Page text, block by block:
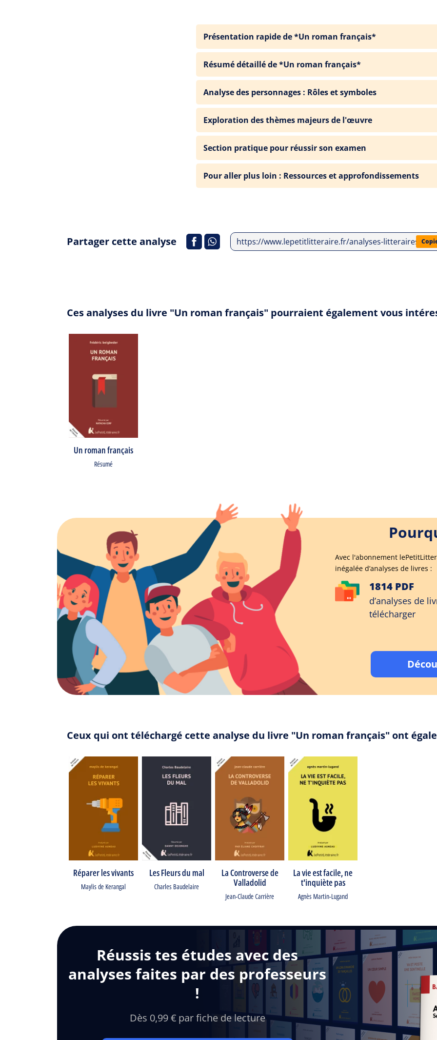
Présentation rapide de *Un roman français*
Résumé détaillé de *Un roman français*
Analyse des personnages : Rôles et symboles
Exploration des thèmes majeurs de l'œuvre
Section pratique pour réussir son examen
Pour aller plus loin : Ressources et approfondissements
Partager cette analyse https://www.lepetitlitteraire.fr/analyses-litteraires/
Ces analyses du livre "Un roman français" pourraient également vous
Un roman français
Résumé
Avec l'abonnement
inégalée d’analyses de livres :
1814 PDF
d’analyses de
télécharger
Ceux qui ont téléchargé cette analyse du livre "Un roman français" ont
Réparer les vivants
Maylis de Kerangal
Les Fleurs du mal
Charles Baudelaire
La Controverse de
Valladolid
Jean-Claude Carrière
La vie est facile, ne
t'inquiète pas
Agnès Martin-Lugand
Réussis tes études avec des
analyses faites par des professeurs
!
Dès 0,99 € par fiche de lecture